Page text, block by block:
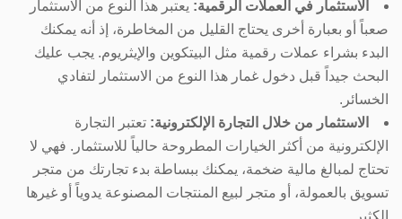
الاستثمار في العملات الرقمية: يعتبر هذا النوع من الاستثمار
صعباً أو بعبارة أخرى يحتاج القليل من المخاطرة، إذ أنه يمكنك
البدء بشراء عملات رقمية مثل البيتكوين والإيثريوم. يجب عليك
البحث جيداً قبل دخول غمار هذا النوع من الاستثمار لتفادي
الخسائر.
الاستثمار من خلال التجارة الإلكترونية: تعتبر التجارة
الإلكترونية من أكثر الخيارات المطروحة حالياً للاستثمار. فهي لا
تحتاج لمبالغ مالية ضخمة، يمكنك ببساطة بدء تجارتك من متجر
تسويق بالعمولة، أو متجر لبيع المنتجات المصنوعة يدوياً أو غيرها
الكثير.